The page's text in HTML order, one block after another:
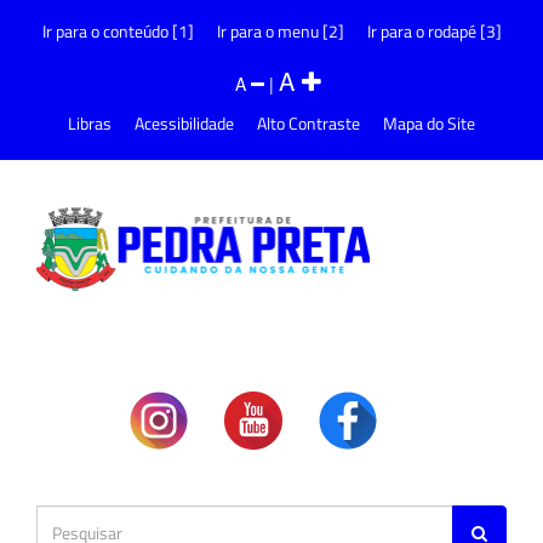
Ir para o conteúdo [1] Ir para o menu [2] Ir para o rodapé [3]
A |A
Libras Acessibilidade Alto Contraste Mapa do Site